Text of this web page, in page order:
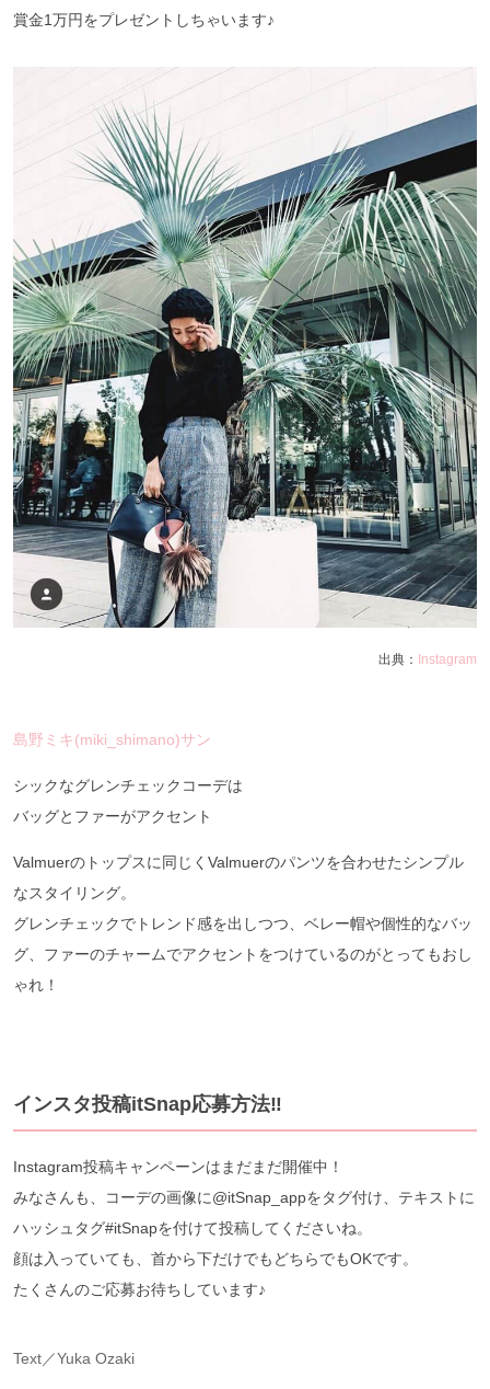
賞金1万円をプレゼントしちゃいます♪
出典： Instagram
島野ミキ(miki_shimano)サン
シックなグレンチェックコーデは
バッグとファーがアクセント
Valmuerのトップスに同じくValmuerのパンツを合わせたシンプル
なスタイリング。
グレンチェックでトレンド感を出しつつ、ベレー帽や個性的なバッ
グ、ファーのチャームでアクセントをつけているのがとってもおし
ゃれ！
インスタ投稿itSnap応募方法‼︎
Instagram投稿キャンペーンはまだまだ開催中！
みなさんも、コーデの画像に@itSnap_appをタグ付け、テキストに
ハッシュタグ#itSnapを付けて投稿してくださいね。
顔は入っていても、首から下だけでもどちらでもOKです。
たくさんのご応募お待ちしています♪
Text／Yuka Ozaki